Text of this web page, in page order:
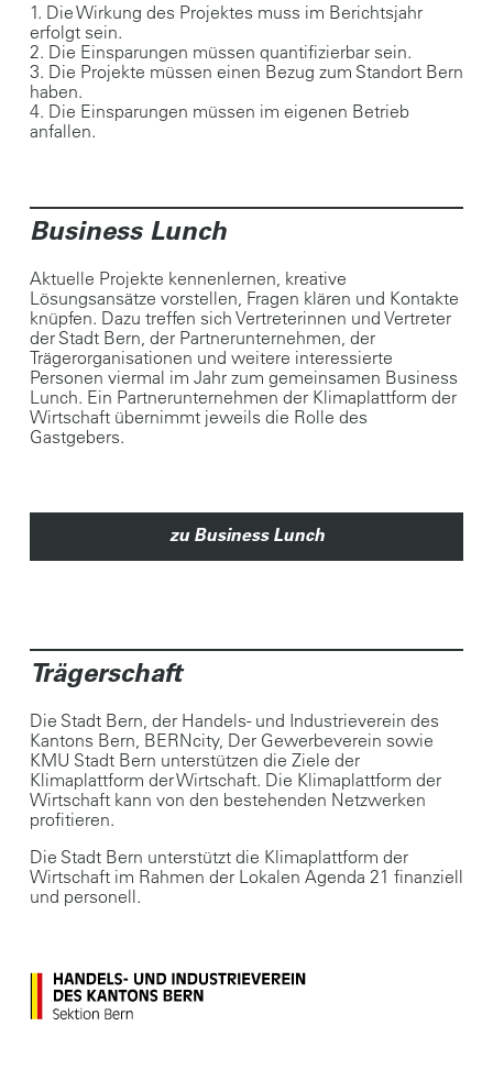
1. Die Wirkung des Projektes muss im Berichtsjahr
erfolgt sein.
2. Die Einsparungen müssen quantifizierbar sein.
3. Die Projekte müssen einen Bezug zum Standort Bern
haben.
4. Die Einsparungen müssen im eigenen Betrieb
anfallen.
Business Lunch
Aktuelle Projekte kennenlernen, kreative
Lösungsansätze vorstellen, Fragen klären und Kontakte
knüpfen. Dazu treffen sich Vertreterinnen und Vertreter
der Stadt Bern, der Partnerunternehmen, der
Trägerorganisationen und weitere interessierte
Personen viermal im Jahr zum gemeinsamen Business
Lunch. Ein Partnerunternehmen der Klimaplattform der
Wirtschaft übernimmt jeweils die Rolle des
Gastgebers.
zu Business Lunch
Trägerschaft
Die Stadt Bern, der Handels- und Industrieverein des
Kantons Bern, BERNcity, Der Gewerbeverein sowie
KMU Stadt Bern unterstützen die Ziele der
Klimaplattform der Wirtschaft. Die Klimaplattform der
Wirtschaft kann von den bestehenden Netzwerken
profitieren.
Die Stadt Bern unterstützt die Klimaplattform der
Wirtschaft im Rahmen der Lokalen Agenda 21 finanziell
und personell.